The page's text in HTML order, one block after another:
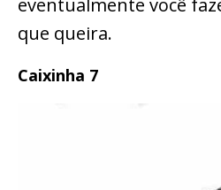
eventualmente você
que queira.
Caixinha 7